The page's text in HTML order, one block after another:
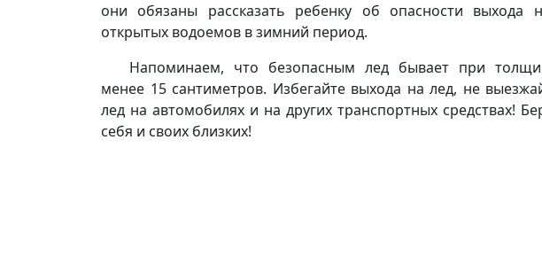
они обязаны рассказать ребенку об опасности выхода
открытых водоемов в зимний период.
Напоминаем, что безопасным лед бывает при
менее 15 сантиметров. Избегайте выхода на лед, не
лед на автомобилях и на других транспортных средствах!
себя и своих близких!